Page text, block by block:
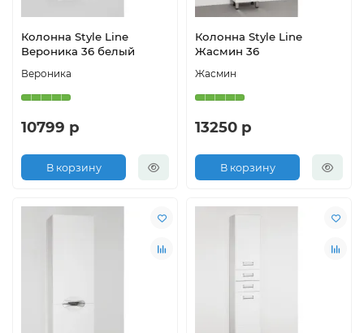
Колонна Style Line
Вероника 36 белый
Вероника
10799 р
В корзину
Колонна Style Line
Жасмин 36
Жасмин
13250 р
В корзину